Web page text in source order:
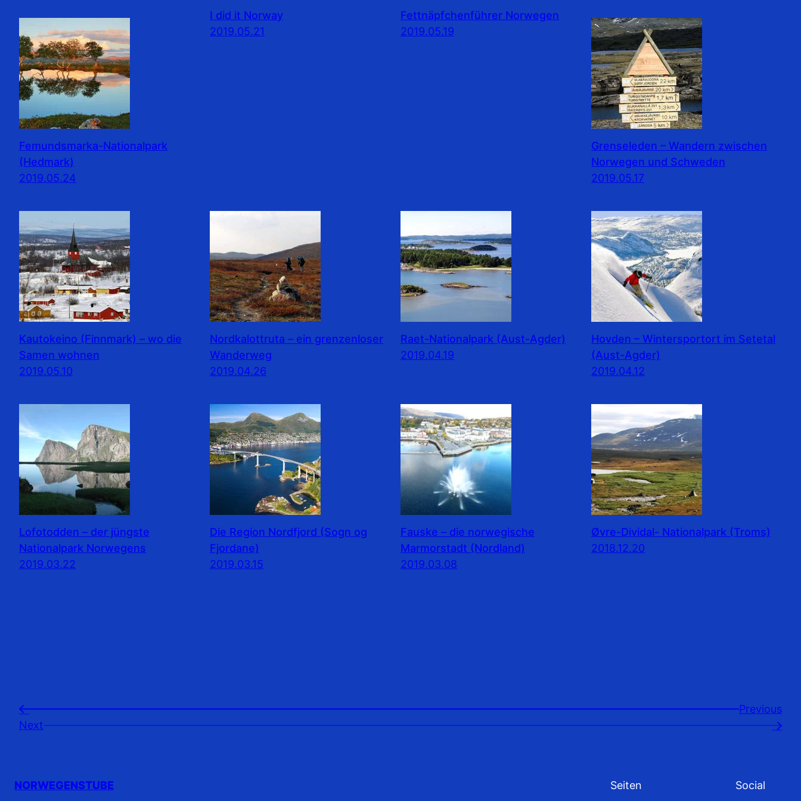
Femundsmarka-Nationalpark
(Hedmark)
2019.05.24
I did it Norway
2019.05.21
Fettnäpfchenführer Norwegen
2019.05.19
Grenseleden – Wandern zwischen
Norwegen und Schweden
2019.05.17
Kautokeino (Finnmark) – wo die
Samen wohnen
2019.05.10
Nordkalottruta – ein grenzenloser
Wanderweg
2019.04.26
Raet-Nationalpark (Aust-Agder)
2019.04.19
Hovden – Wintersportort im Setetal
(Aust-Agder)
2019.04.12
Lofotodden – der jüngste
Nationalpark Norwegens
2019.03.22
Die Region Nordfjord (Sogn og
Fjordane)
2019.03.15
Fauske – die norwegische
Marmorstadt (Nordland)
2019.03.08
Øvre-Dividal- Nationalpark (Troms)
2018.12.20
←
Previousㅤ
Next
→
NORWEGENSTUBE Seiten Social